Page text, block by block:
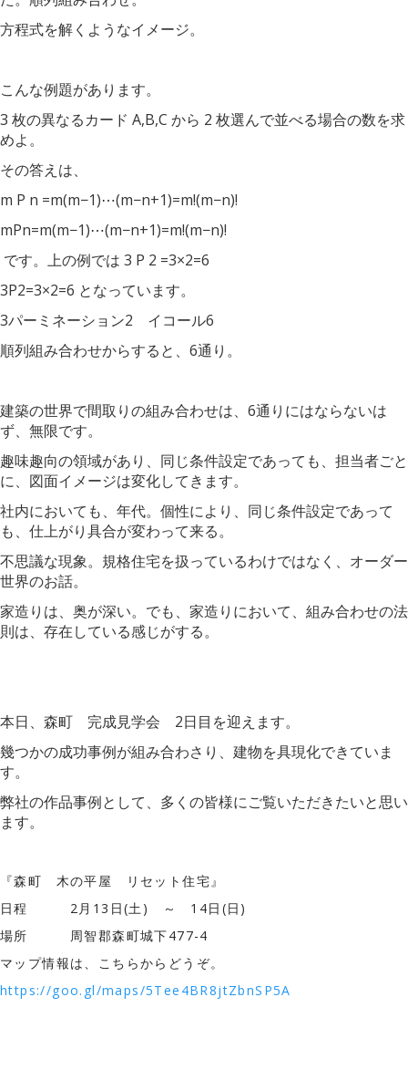
方程式を解くようなイメージ。
こんな例題があります。
3 枚の異なるカード A,B,C から 2 枚選んで並べる場合の数を求
めよ。
その答えは、
m P n =m(m−1)⋯(m−n+1)=m!(m−n)!
mPn=m(m−1)⋯(m−n+1)=m!(m−n)!
です。上の例では 3 P 2 =3×2=6
3P2=3×2=6 となっています。
3パーミネーション2 イコール6
順列組み合わせからすると、6通り。
建築の世界で間取りの組み合わせは、6通りにはならないは
ず、無限です。
趣味趣向の領域があり、同じ条件設定であっても、担当者ごと
に、図面イメージは変化してきます。
社内においても、年代。個性により、同じ条件設定であって
も、仕上がり具合が変わって来る。
不思議な現象。規格住宅を扱っているわけではなく、オーダー
世界のお話。
家造りは、奥が深い。でも、家造りにおいて、組み合わせの法
則は、存在している感じがする。
本日、森町 完成見学会 2日目を迎えます。
幾つかの成功事例が組み合わさり、建物を具現化できていま
す。
弊社の作品事例として、多くの皆様にご覧いただきたいと思い
ます。
『森町 木の平屋 リセット住宅』
日程 2月13日(土) ～ 14日(日)
場所 周智郡森町城下477-4
マップ情報は、こちらからどうぞ。
https://goo.gl/maps/5Tee4BR8jtZbnSP5A